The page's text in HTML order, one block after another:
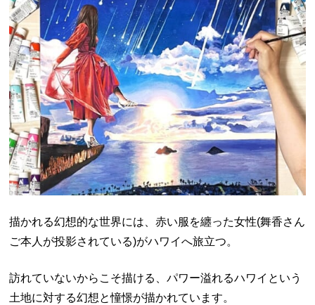
描かれる幻想的な世界には、赤い服を纏った女性(舞香さん
ご本人が投影されている)がハワイへ旅立つ。
訪れていないからこそ描ける、パワー溢れるハワイという
土地に対する幻想と憧憬が描かれています。